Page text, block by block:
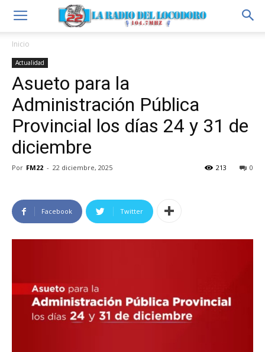
Inicio
Actualidad
Asueto para la
Administración Pública
Provincial los días 24 y 31 de
diciembre
Por FM22 - 22 diciembre, 2025 0
213
Facebook Twitter